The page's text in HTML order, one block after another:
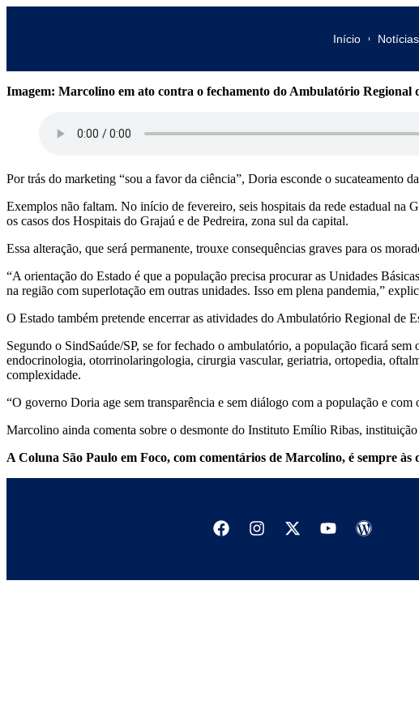
Início Notícias
Imagem: Marcolino em ato contra o fechamento do Ambulatório
Por trás do marketing “sou a favor da ciência”, Doria esconde o sucateamento
Exemplos não faltam. No início de fevereiro, seis hospitais da rede estadual na
os casos dos Hospitais do Grajaú e de Pedreira, zona sul da capital.
Essa alteração, que será permanente, trouxe consequências graves para os
“A orientação do Estado é que a população precisa procurar as Unidades
na região com superlotação em outras unidades. Isso em plena pandemia,”
O Estado também pretende encerrar as atividades do Ambulatório Regional de
Segundo o SindSaúde/SP, se for fechado o ambulatório, a população ficará
endocrinologia, otorrinolaringologia, cirurgia vascular, geriatria, ortopedia,
complexidade.
“O governo Doria age sem transparência e sem diálogo com a população e
Marcolino ainda comenta sobre o desmonte do Instituto Emílio Ribas,
A Coluna São Paulo em Foco, com comentários de Marcolino, é sempre